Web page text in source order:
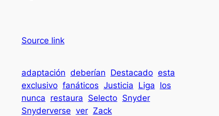
Source link
adaptación deberían Destacado esta
exclusivo fanáticos Justicia Liga los
nunca restaura Selecto Snyder
Snyderverse ver Zack